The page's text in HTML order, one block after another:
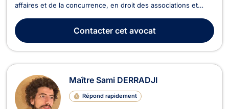
affaires et de la concurrence, en droit des associations et
Jordan MABIALA SIAMINA intervient en droit commercial, des
affaires et de la concurrence pour les dos...
Contactercet avocat
Maître Sami DERRADJI
Répond rapidement